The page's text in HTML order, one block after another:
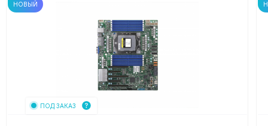
НОВЫЙ
ПОД ЗАКАЗ